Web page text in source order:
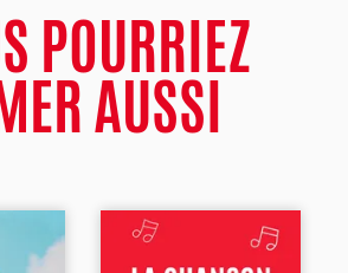
POURRIEZ
AUSSI